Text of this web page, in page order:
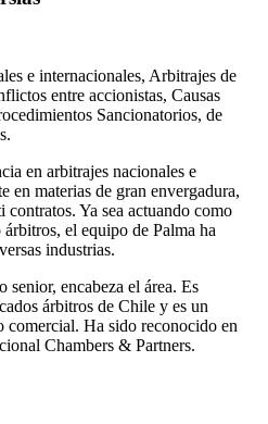
e internacionales, Arbitrajes de
entre accionistas, Causas
Sancionatorios, de
en arbitrajes nacionales e
en materias de gran envergadura,
Ya sea actuando como
el equipo de Palma ha
industrias.
senior, encabeza el área. Es
árbitros de Chile y es un
comercial. Ha sido reconocido en
Chambers & Partners.